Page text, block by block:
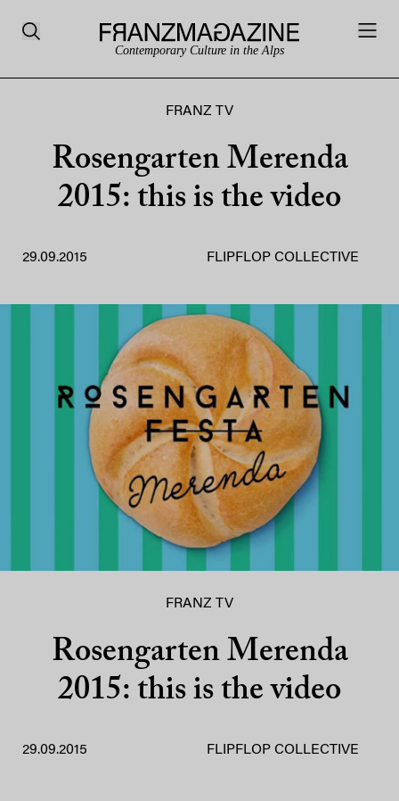
Contemporary Culture in the Alps
FRANZ TV
Rosengarten Merenda
2015: this is the video
29.09.2015 FLIPFLOP COLLECTIVE
FRANZ TV
Rosengarten Merenda
2015: this is the video
29.09.2015 FLIPFLOP COLLECTIVE